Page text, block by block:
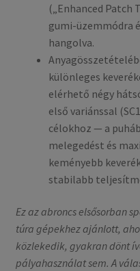
(„Enhanced Patch
gumi-üzemmódra
hangolva.
különleges
elérhető négy
első variánssal
célokhoz — a
melegedést és
keményebb
stabilabb
Ez az abroncs elsősorban
túra gépekhez ajánlott,
közlekedik, gyakran dönt
pályahasználat sem. A